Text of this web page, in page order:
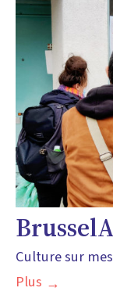
Culture sur
Plus